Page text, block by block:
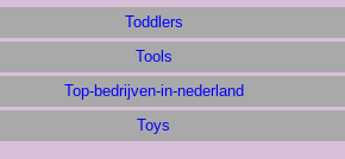
Toddlers
Tools
Top-bedrijven-in-nederland
Toys